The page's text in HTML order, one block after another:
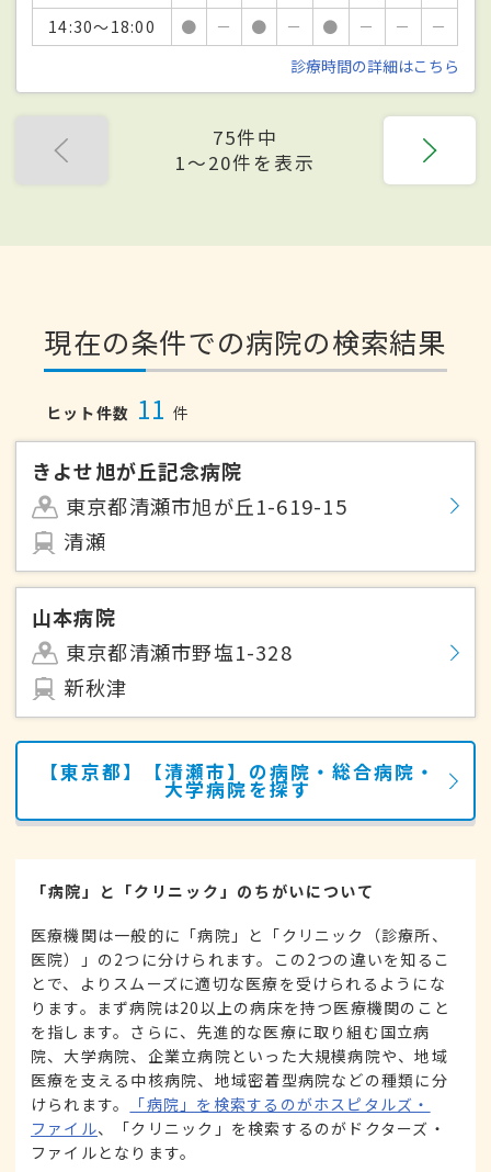
14:30～18:00
● － ● － ● － －
－
診療時間の詳細はこちら
75件中
1〜20件を表示
現在の条件での病院の検索結果
ヒット件数 11 件
きよせ旭が丘記念病院
東京都清瀬市旭が丘1-619-15
清瀬
山本病院
東京都清瀬市野塩1-328
新秋津
【東京都】【清瀬市】の病院・総合病院・
大学病院を探す
「病院」と「クリニック」のちがいについて
医療機関は一般的に「病院」と「クリニック（診療所、
医院）」の2つに分けられます。この2つの違いを知るこ
とで、よりスムーズに適切な医療を受けられるようにな
ります。まず病院は20以上の病床を持つ医療機関のこと
を指します。さらに、先進的な医療に取り組む国立病
院、大学病院、企業立病院といった大規模病院や、地域
医療を支える中核病院、地域密着型病院などの種類に分
けられます。
「病院」を検索するのがホスピタルズ・
ファイル、「クリニック」を検索するのがドクターズ・
ファイルとなります。